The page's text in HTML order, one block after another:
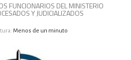
FUNCIONARIOS DEL MINISTERIO
Y JUDICIALIZADOS
Menos de un minuto